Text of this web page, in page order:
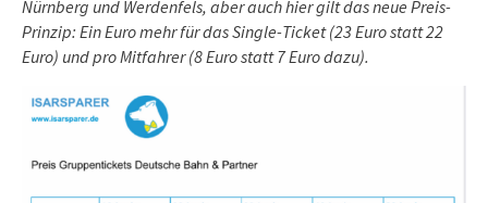
Nürnberg und Werdenfels, aber auch hier gilt das neue Preis-
Prinzip: Ein Euro mehr für das Single-Ticket (23 Euro statt 22
Euro) und pro Mitfahrer (8 Euro statt 7 Euro dazu).